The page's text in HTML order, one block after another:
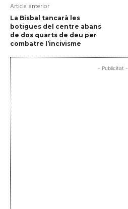
Article anterior
La Bisbal tancarà les
botigues del centre abans
de dos quarts de deu per
combatre l’incivisme
- Publicitat -